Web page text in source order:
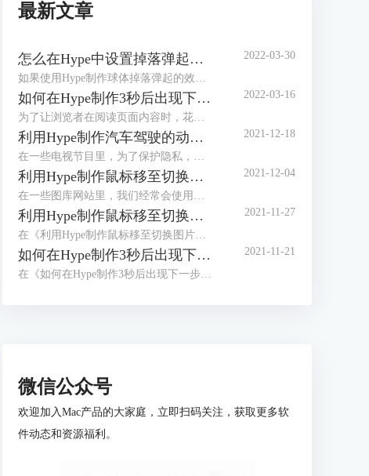
最新文章
怎么在Hype中设置掉落弹起的动画效果
如果使用Hype制作球体掉落弹起的效果，是不是只能通过绘制运动路径的方法？其实，我们有更加便捷的方法，就是在关键帧过渡方式中选择弹起的方式，让元素在开始帧与结束帧之间呈现弹跳的动画。
2022-03-30
如何在Hype制作3秒后出现下一步的页面（场景设置）
为了让浏览者在阅读页面内容时，花费足够的时间阅读，减少因阅读过快造成信息遗漏，一些页面会设置倒计时按钮。浏览者需要在倒计时完成后，才能看到“下一步”、“下一页”等切换页面的按钮。
2022-03-16
利用Hype制作汽车驾驶的动态路线图
在一些电视节目里，为了保护隐私，经常会使用动画来展现当前地点与目的地的行走路径，比如图1所示的简单汽车驾驶路径。
2021-12-18
利用Hype制作鼠标移至切换图片的效果（场景设置）
在一些图库网站里，我们经常会使用到滑动切换图片的功能。该功能可帮助我们快速地浏览图库中的图片，避免进行繁琐的打开、关闭图片的操作。
2021-12-04
利用Hype制作鼠标移至切换图片的效果（鼠标移至动作）
在《利用Hype制作鼠标移至切换图片的效果（场景设置）》中，我们已经详细讲解了切换按钮的制作，以及图片的排版方式。
2021-11-27
如何在Hype制作3秒后出现下一步的页面（动画制作）
在《如何在Hype制作3秒后出现下一步的页面（场景设置）》一文中，我们已经详细讲解了倒计时按钮的制作以及下一步触发动作的设置。
2021-11-21
微信公众号
欢迎加入Mac产品的大家庭，立即扫码关注，获取更多软
件动态和资源福利。